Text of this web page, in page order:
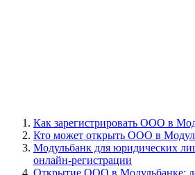
Как зарегистрировать ООО в
Кто может открыть ООО в
Модульбанк для юридических
онлайн-регистрации